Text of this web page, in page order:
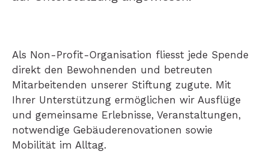
Als Non-Profit-Organisation fliesst jede Spende
direkt den Bewohnenden und betreuten
Mitarbeitenden unserer Stiftung zugute. Mit
Ihrer Unterstützung ermöglichen wir Ausflüge
und gemeinsame Erlebnisse, Veranstaltungen,
notwendige Gebäuderenovationen sowie
Mobilität im Alltag.